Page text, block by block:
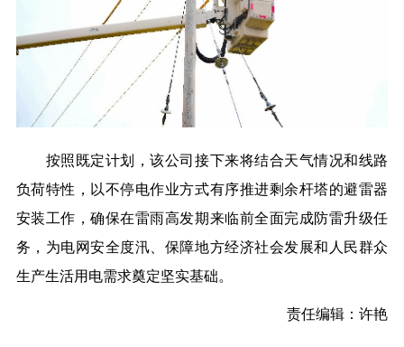
按照既定计划，该公司接下来将结合天气情况和线路
负荷特性，以不停电作业方式有序推进剩余杆塔的避雷器
安装工作，确保在雷雨高发期来临前全面完成防雷升级任
务，为电网安全度汛、保障地方经济社会发展和人民群众
生产生活用电需求奠定坚实基础。
责任编辑：许艳